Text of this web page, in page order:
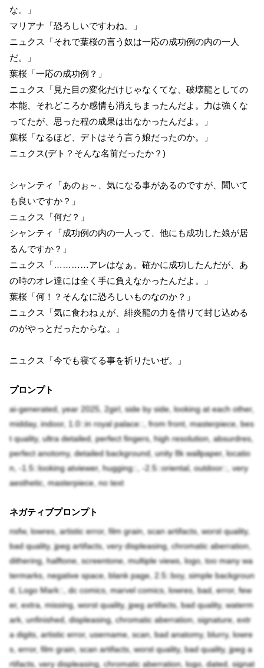
な。」
マリアナ「恐ろしいですわね。」
ニュクス「それで葉桜の言う奴は一応の成功例の内の一人
だ。」
葉桜「一応の成功例？」
ニュクス「見た目の変化だけじゃなくてな、破壊龍としての
本能、それどころか感情も消えちまったんだよ。力は強くな
ってたが、思った程の成果は出なかったんだよ。」
葉桜「なるほど、デトはそう言う娘だったのか。」
ニュクス(デト？そんな名前だったか？)
シャンティ「あのぉ～、気になる事があるのですが、聞いて
も良いですか？」
ニュクス「何だ？」
シャンティ「成功例の内の一人って、他にも成功した娘が居
るんですか？」
ニュクス「…………アレはなぁ。確かに成功したんだが、あ
の時のオレ達には全く手に負えなかったんだよ。」
葉桜「何！？そんなに恐ろしいものなのか？」
ニュクス「気に食わねぇが、緋炎龍の力を借りて封じ込める
のがやっとだったからな。」
ニュクス「今でも寝てる事を祈りたいぜ。」
プロンプト
ai-generated, year 2025, 2girl, side by side, looking at each other,
midday, indoor, 1.0::in royal palace::, from front, masterpiece, bes
t quality, ultra detailed, perfect fingers, high resolution, absurdres,
perfect anotomy, detailed background, unity 8k wallpaper, locatio
n, -1.5::looking atviewer, hugging::, -2.5::oriental, outdoor::, very
aesthetic, masterpiece, no text
ネガティブプロンプト
nsfw, lowres, artistic error, film grain, scan artifacts, worst quality,
bad quality, jpeg artifacts, very displeasing, chromatic aberration,
dithering, halftone, screentone, multiple views, logo, too many wa
termarks, negative space, blank page, 2.5::boy, simple backgroun
d, Logo Mark::, dc comics, marvel comics, lowres, bad, error, few
er, extra, missing, worst quality, jpeg artifacts, bad quality, waterm
ark, unfinished, displeasing, chromatic aberration, signature, extr
a digits, artistic error, username, scan, bad anatomy, blurry, lowre
s, error, film grain, scan artifacts, worst quality, bad quality, jpeg a
rtifacts, very displeasing, chromatic aberration, logo, dated, signat